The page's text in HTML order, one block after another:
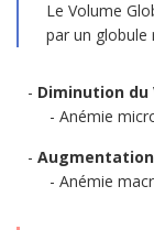
Le Volume
par un globule
Diminution du
Anémie
Augmentation
Anémie